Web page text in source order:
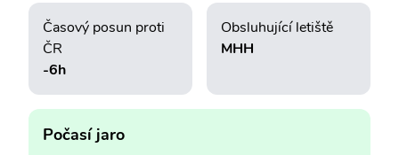
Časový posun proti
ČR
-6h
Obsluhující letiště
MHH
Počasí jaro